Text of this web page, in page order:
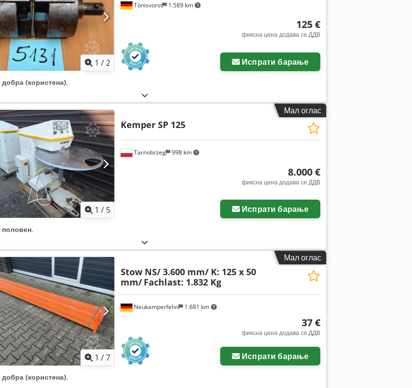
Побарајте повеќе
1 /2
Tönisvorst 1.589 km
125 €
фиксна цена додава се ДДВ
Испрати барање
добра (користена),
Мал оглас
1 / 5
Tarnobrzeg 998 km
Kemper SP 125
8.000 €
фиксна цена додава се ДДВ
Испрати барање
половен,
Мал оглас
1 /7
Neukamperfehn 1.681 km
Stow NS/ 3.600 mm/ K: 125 x 50
mm/ Fachlast: 1.832 Kg
37 €
фиксна цена додава се ДДВ
Испрати барање
добра (користена),